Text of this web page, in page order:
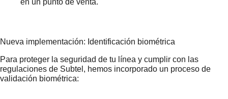
Nueva implementación: Identificación biométrica
Para proteger la seguridad de tu línea y cumplir con las
regulaciones de Subtel, hemos incorporado un proceso de
validación biométrica: